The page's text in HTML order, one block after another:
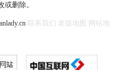
删除。
联系我们 老版地图
网站地